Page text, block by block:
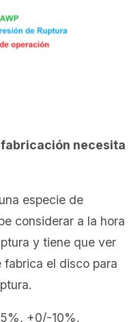
fabricación necesita
especie de
considerar a la hora
y tiene que ver
el disco para
+0/-10%,